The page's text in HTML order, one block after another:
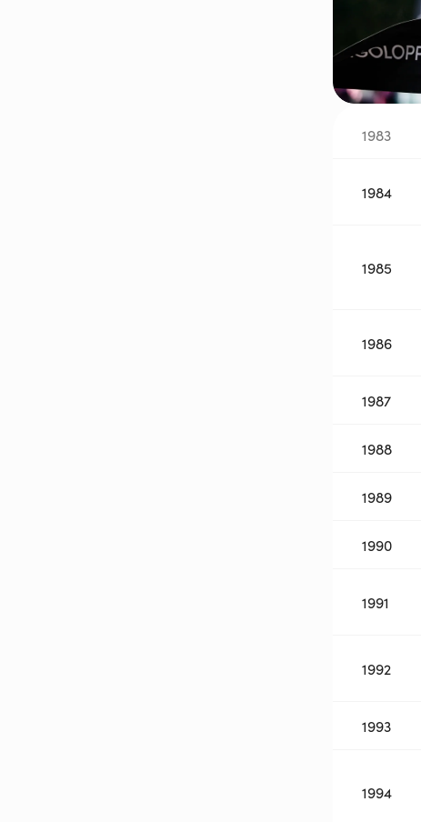
1983
1984
1985
1986
1987
1988
1989
1990
1991
1992
1993
1994